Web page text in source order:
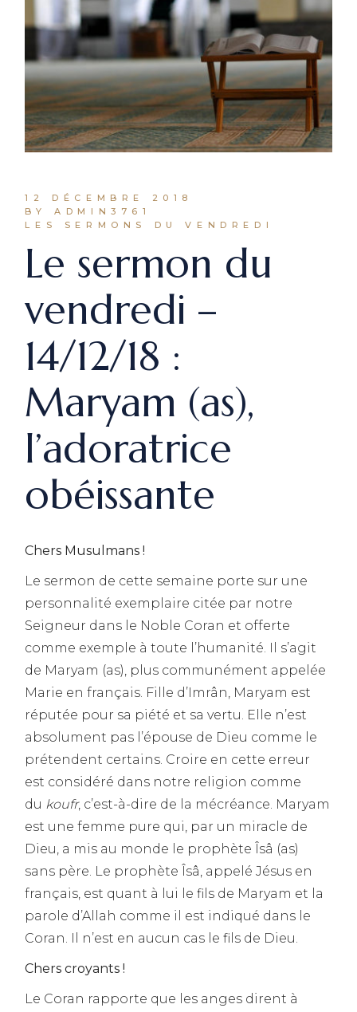
12 DÉCEMBRE 2018
BY ADMIN3761
LES SERMONS DU VENDREDI
Le sermon du
vendredi –
14/12/18 :
Maryam (as),
l’adoratrice
obéissante
Chers Musulmans !
Le sermon de cette semaine porte sur une
personnalité exemplaire citée par notre
Seigneur dans le Noble Coran et offerte
comme exemple à toute l’humanité. Il s’agit
de Maryam (as), plus communément appelée
Marie en français. Fille d’Imrân, Maryam est
réputée pour sa piété et sa vertu. Elle n’est
absolument pas l’épouse de Dieu comme le
prétendent certains. Croire en cette erreur
est considéré dans notre religion comme
du koufr, c’est-à-dire de la mécréance. Maryam
est une femme pure qui, par un miracle de
Dieu, a mis au monde le prophète Îsâ (as)
sans père. Le prophète Îsâ, appelé Jésus en
français, est quant à lui le fils de Maryam et la
parole d’Allah comme il est indiqué dans le
Coran. Il n’est en aucun cas le fils de Dieu.
Chers croyants !
Le Coran rapporte que les anges dirent à